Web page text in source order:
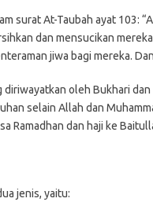
surat At-Taubah ayat 103:
dan mensucikan
jiwa bagi mereka.
diriwayatkan oleh Bukhari
selain Allah dan
Ramadhan dan haji ke
jenis, yaitu: